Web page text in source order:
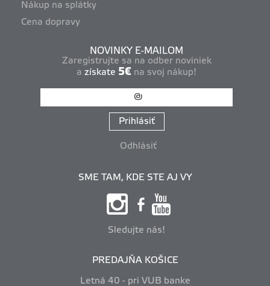
Nákup na splátky
Cena dopravy
NOVINKY E-MAILOM
Zaregistrujte sa na odber noviniek
a získate 5€ na svoj nákup!
Prihlásiť
Odhlásiť
SME TAM, KDE STE AJ VY
Sledujte nás!
PREDAJŇA KOŠICE
Letná 40 - pri VUB banke